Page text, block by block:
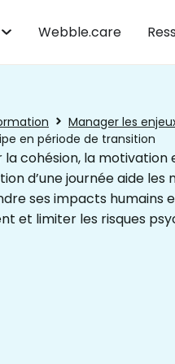
Webble.care
Manager les
en période de transition
cohésion, la motivation
d’une journée aide les
ses impacts humains
et limiter les risques